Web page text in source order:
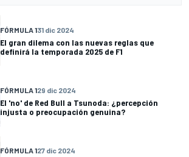
FÓRMULA 131 dic 2024
El gran dilema con las nuevas reglas que
definirá la temporada 2025 de F1
FÓRMULA 129 dic 2024
El 'no' de Red Bull a Tsunoda: ¿percepción
injusta o preocupación genuina?
FÓRMULA 127 dic 2024